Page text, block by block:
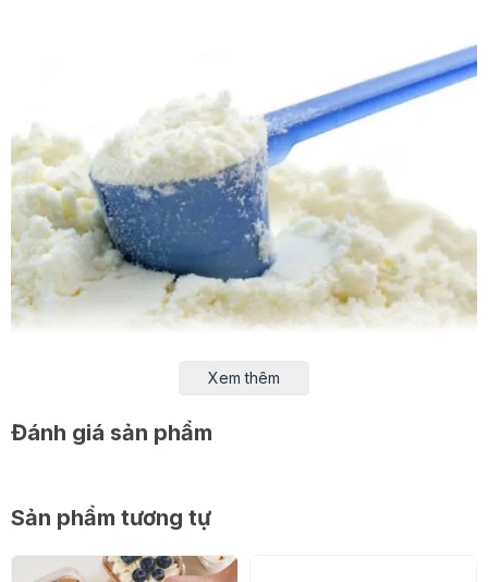
Sữa bột tách kem New Zealand
trội trong quá trình sản xuất thức uống sữa lên men và
trong sản phẩm thức uống sữa lên men cuối cùng
- Sản phẩm ít chất béo với hàm lượng Canxi và Vitamin
Xem thêm
Đánh giá sản phẩm
Sản phẩm tương tự